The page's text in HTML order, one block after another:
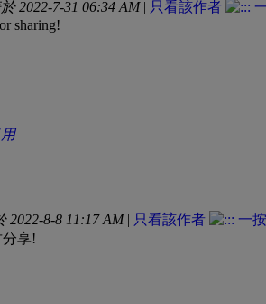
2022-7-31 06:34 AM| 只看該作者
sharing!
2022-8-8 11:17 AM| 只看該作者
享!